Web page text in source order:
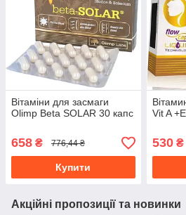
Вітаміни для засмаги
Olimp Beta SOLAR 30 капс
658 ₴ 776,44 ₴
Купити
Vit A
530₴
Акційні пропозиції та новинки